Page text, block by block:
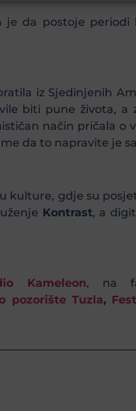
je da postoje
iz Sjedinjenih
biti pune života, a
način pričala o
da to napravite je
kulture, gdje su
Kontrast, a
Kameleon, na
pozorište Tuzla,